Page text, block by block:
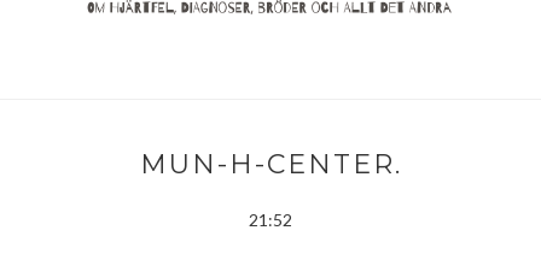
MUN-H-CENTER.
21:52